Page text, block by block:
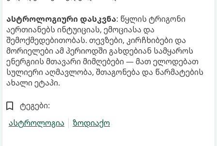
ასტროლოგიური დასკვნა: წყლის ტრიგონი
აერთიანებს ინტუიციას, ემოციასა და
შემოქმედებითობას. თევზები, კირჩხიბები და
მორიელები ამ პერიოდში გახდებიან სამყაროს
ენერგიის მთავარი მიმღებები — მათ ელოდებათ
სულიერი აღმავლობა, შთაგონება და წარმატების
ახალი ეტაპი.
ტეგები:
ასტროლოგია
ზოდიაქო